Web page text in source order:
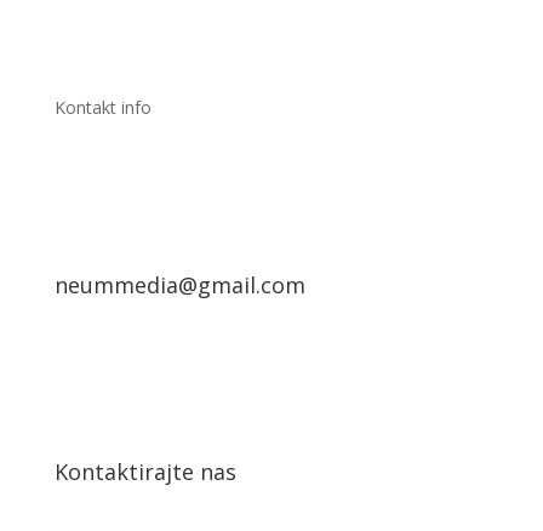
Kontakt info
neummedia@gmail.com
Kontaktirajte nas